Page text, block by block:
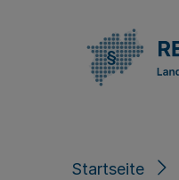
Startseite